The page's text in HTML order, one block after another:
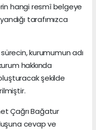
hangi resmî belgeye
tarafımızca
kurumumun adı
hakkında
şekilde
Çağrı Bağatur
cevap ve